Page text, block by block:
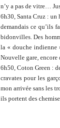
n’y a pas de vitre…
6h30, Santa Cruz : un
demandais ce qu’ils
bidonvilles. Des
la « douche indienne
Nouvelle gare, encore
6h50, Coton Green :
cravates pour les
mon arrivée sans les
ils portent des